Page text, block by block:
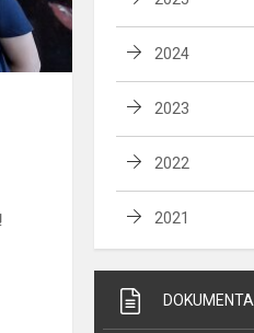
2024
2023
2022
2021
DOKUMENTAI